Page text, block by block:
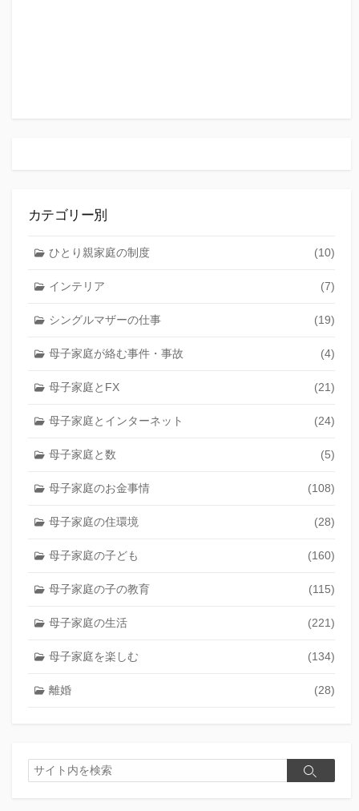
カテゴリー別
ひとり親家庭の制度 (10)
インテリア (7)
シングルマザーの仕事 (19)
母子家庭が絡む事件・事故 (4)
母子家庭とFX (21)
母子家庭とインターネット (24)
母子家庭と数 (5)
母子家庭のお金事情 (108)
母子家庭の住環境 (28)
母子家庭の子ども (160)
母子家庭の子の教育 (115)
母子家庭の生活 (221)
母子家庭を楽しむ (134)
離婚 (28)
検
索
検